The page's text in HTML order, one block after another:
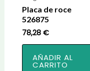
Placa de roce
526875
78,28 €
AÑADIR AL
CARRITO